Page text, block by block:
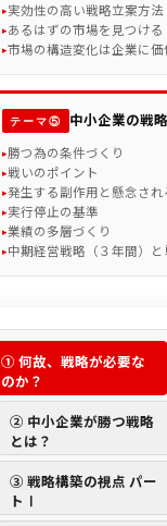
実効性の高い戦略立案方法
あるはずの市場を見つける
市場の構造変化は企業に
テーマ⑤ 中小企業の戦
勝つ為の条件づくり
戦いのポイント
発生する副作用と懸念さ
実行停止の基準
業績の多層づくり
中期経営戦略（３年間）
① 何故、戦略が必要な
のか？
② 中小企業が勝つ戦略
とは？
③ 戦略構築の視点 パー
トⅠ